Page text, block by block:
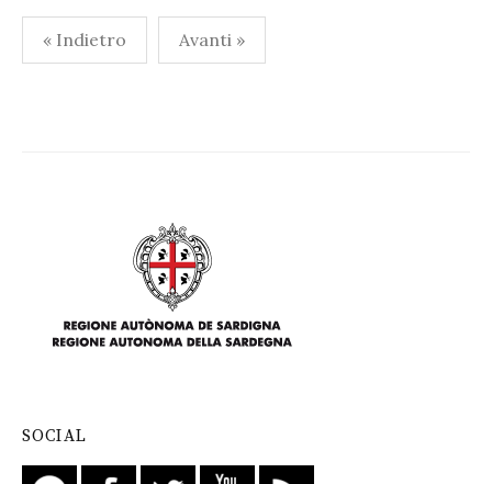
Paginazione
degli
« Indietro Avanti »
SOCIAL